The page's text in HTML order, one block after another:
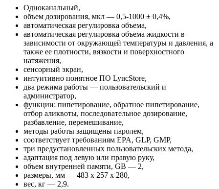
Одноканальный,
объем дозирования, мкл — 0,5-1000 ± 0,4%,
автоматическая регулировка объема,
автоматическая регулировка объема жидкости в
зависимости от окружающей температуры и давления, а
также ее плотности, вязкости и поверхностного
натяжения,
сенсорный экран,
интуитивно понятное ПО LyncStore,
два режима работы — пользовательский и
администратор,
функции: пипетирование, обратное пипетирование,
отбор аликвоты, последовательное дозирование,
разбавление, перемешивание,
методы работы защищены паролем,
соответствует требованиям EPA, GLP, GMP,
три предустановленных пользовательских метода,
адаптация под левую или правую руку,
объем внутренней памяти, GB — 2,
размеры, мм — 483 х 257 х 280,
вес, кг — 2,9.